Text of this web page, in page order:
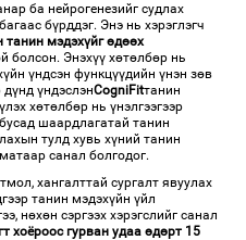
ба нейрогенезийг судлах
бүрддэг. Энэ нь хэрэглэгч
танин мэдэхүйг өдөөх
болсон. Энэхүү хөтөлбөр нь
үндсэн функцүүдийн үнэн зөв
дүнд үндэслэнCogniFitтанин
хөтөлбөр нь үнэлгээгээр
шаардлагатай танин
тулд хувь хүний ​​танин
санал болгодог.
хангалттай сургалт явуулах
танин мэдэхүйн үйл
нөхөн сэргээх хэрэгслийг санал
хоёроос гурван удаа өдөрт 15